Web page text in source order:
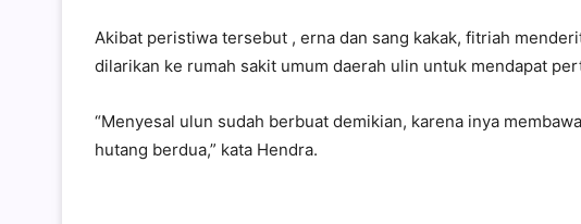
Akibat peristiwa tersebut , erna dan sang kakak, fitriah
dilarikan ke rumah sakit umum daerah ulin untuk mendapat
“Menyesal ulun sudah berbuat demikian, karena inya
hutang berdua,” kata Hendra.